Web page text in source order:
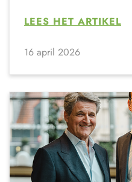
LEES HET ARTIKEL
16 april 2026